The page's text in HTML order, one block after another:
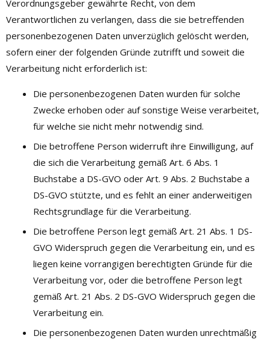
Verordnungsgeber gewährte Recht, von dem
Verantwortlichen zu verlangen, dass die sie betreffenden
personenbezogenen Daten unverzüglich gelöscht werden,
sofern einer der folgenden Gründe zutrifft und soweit die
Verarbeitung nicht erforderlich ist:
Die personenbezogenen Daten wurden für solche
Zwecke erhoben oder auf sonstige Weise verarbeitet,
für welche sie nicht mehr notwendig sind.
Die betroffene Person widerruft ihre Einwilligung, auf
die sich die Verarbeitung gemäß Art. 6 Abs. 1
Buchstabe a DS-GVO oder Art. 9 Abs. 2 Buchstabe a
DS-GVO stützte, und es fehlt an einer anderweitigen
Rechtsgrundlage für die Verarbeitung.
Die betroffene Person legt gemäß Art. 21 Abs. 1 DS-
GVO Widerspruch gegen die Verarbeitung ein, und es
liegen keine vorrangigen berechtigten Gründe für die
Verarbeitung vor, oder die betroffene Person legt
gemäß Art. 21 Abs. 2 DS-GVO Widerspruch gegen die
Verarbeitung ein.
Die personenbezogenen Daten wurden unrechtmäßig